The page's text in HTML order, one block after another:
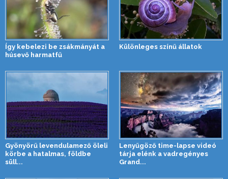
Így kebelezi be zsákmányát a
húsevő harmatfű
Különleges színű állatok
Gyönyörű levendulamező öleli
körbe a hatalmas, földbe
süll...
Lenyűgöző time-lapse videó
tárja elénk a vadregényes
Grand...